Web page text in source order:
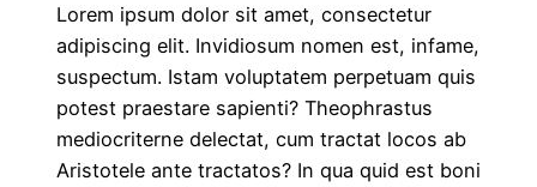
Lorem ipsum dolor sit amet, consectetur
adipiscing elit. Invidiosum nomen est, infame,
suspectum. Istam voluptatem perpetuam quis
potest praestare sapienti? Theophrastus
mediocriterne delectat, cum tractat locos ab
Aristotele ante tractatos? In qua quid est boni